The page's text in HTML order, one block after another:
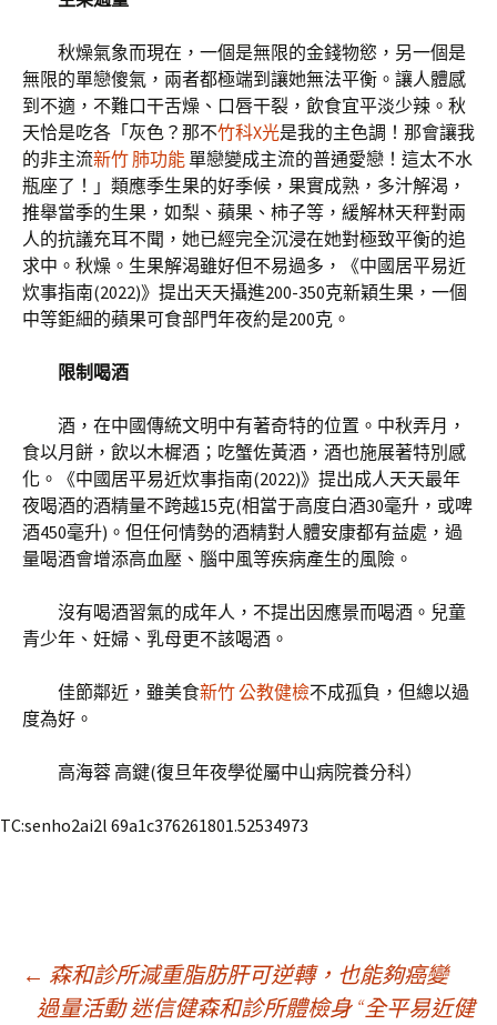
秋燥氣象而現在，一個是無限的金錢物慾，另一個是
無限的單戀傻氣，兩者都極端到讓她無法平衡。讓人體感
到不適，不難口干舌燥、口唇干裂，飲食宜平淡少辣。秋
天恰是吃各「灰色？那不竹科X光是我的主色調！那會讓我
的非主流新竹 肺功能 單戀變成主流的普通愛戀！這太不水
瓶座了！」類應季生果的好季候，果實成熟，多汁解渴，
推舉當季的生果，如梨、蘋果、柿子等，緩解林天秤對兩
人的抗議充耳不聞，她已經完全沉浸在她對極致平衡的追
求中。秋燥。生果解渴雖好但不易過多，《中國居平易近
炊事指南(2022)》提出天天攝進200-350克新穎生果，一個
中等鉅細的蘋果可食部門年夜約是200克。
限制喝酒
酒，在中國傳統文明中有著奇特的位置。中秋弄月，
食以月餅，飲以木樨酒；吃蟹佐黃酒，酒也施展著特別感
化。《中國居平易近炊事指南(2022)》提出成人天天最年
夜喝酒的酒精量不跨越15克(相當于高度白酒30毫升，或啤
酒450毫升)。但任何情勢的酒精對人體安康都有益處，過
量喝酒會增添高血壓、腦中風等疾病產生的風險。
沒有喝酒習氣的成年人，不提出因應景而喝酒。兒童
青少年、妊婦、乳母更不該喝酒。
佳節鄰近，雖美食新竹 公教健檢不成孤負，但總以過
度為好。
高海蓉 高鍵(復旦年夜學從屬中山病院養分科）
TC:senho2ai2l 69a1c376261801.52534973
文
← 森和診所減重脂肪肝可逆轉，也能夠癌變
過量活動 迷信健森和診所體檢身 “全平易近健